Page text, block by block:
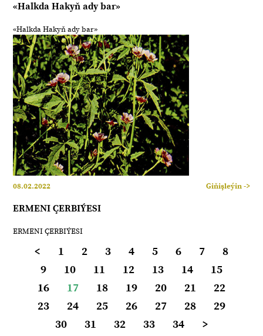
«Halkda Hakyň ady bar»
«Halkda Hakyň ady bar»
08.02.2022 Giňişleýin ->
ERMENI ÇERBIÝESI
ERMENI ÇERBIÝESI
< 1 2 3 4 5 6 7
8
9
10 11 12 13 14
15
16
17 18 19 20 21
22
23
24 25 26 27 28
29
30
31 32 33 34 >